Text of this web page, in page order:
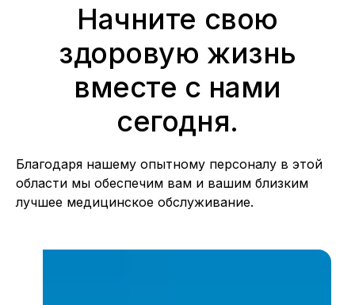
Начните свою
здоровую жизнь
вместе с нами
сегодня.
Благодаря нашему опытному персоналу в этой
области мы обеспечим вам и вашим близким
лучшее медицинское обслуживание.